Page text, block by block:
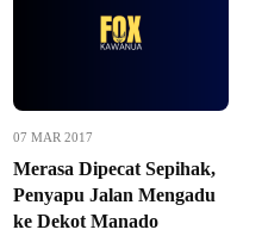
07 MAR 2017
Merasa Dipecat Sepihak,
Penyapu Jalan Mengadu
ke Dekot Manado